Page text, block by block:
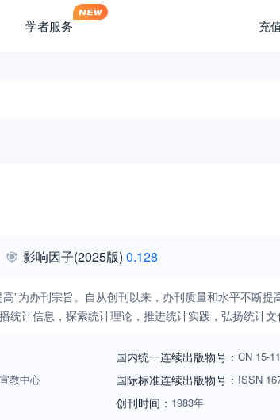
学者服务 充
影响因子(2025版) 0.128
”为办刊宗旨。自从创刊以来，办刊质量和水平不断
计信息，探索统计理论，推进统计实践，弘扬统计文
教中心
国内统一连续出版物号： CN 15-
国际标准连续出版物号 ： ISSN
创刊时间： 1983年